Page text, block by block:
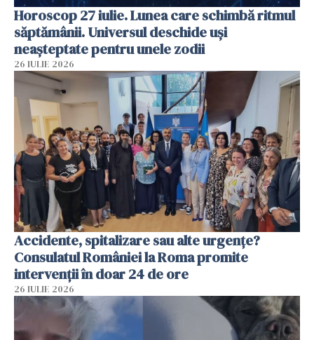
Horoscop 27 iulie. Lunea care schimbă ritmul
săptămânii. Universul deschide uși
neașteptate pentru unele zodii
26 IULIE 2026
Accidente, spitalizare sau alte urgențe?
Consulatul României la Roma promite
intervenții în doar 24 de ore
26 IULIE 2026